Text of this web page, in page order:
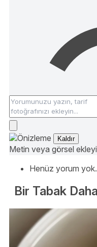
Kaldır
Metin veya görsel
Henüz yorum
Bir Tabak